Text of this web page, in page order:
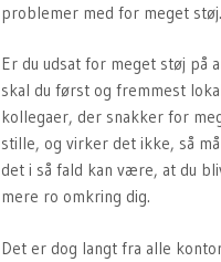
problemer med for meget støj.
Er du udsat for meget støj på
skal du først og fremmest
kollegaer, der snakker for
stille, og virker det ikke, så
det i så fald kan være, at du
mere ro omkring dig.
Det er dog langt fra alle